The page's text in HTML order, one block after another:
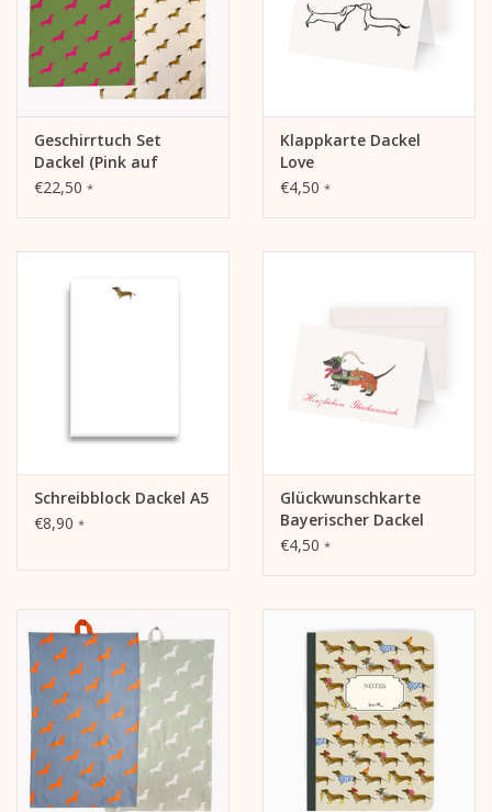
Geschirrtuch Set
Dackel (Pink auf
Waldgrün/ Braun auf
€22,50 *
Klappkarte Dackel
Love
€4,50 *
Schreibblock Dackel A5
€8,90 *
Glückwunschkarte
Bayerischer Dackel
€4,50 *